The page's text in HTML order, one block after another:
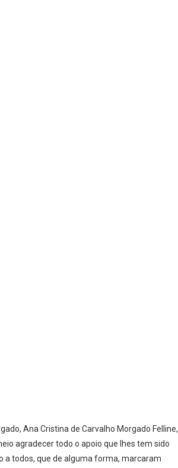
Ana Cristina de Carvalho Morgado Felline,
agradecer todo o apoio que lhes tem sido
a todos, que de alguma forma, marcaram